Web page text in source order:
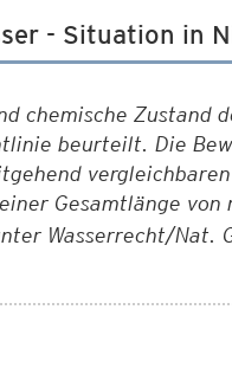
- Situation in
chemische Zustand
beurteilt. Die
Gesamtlänge
Wasserrecht/Nat.